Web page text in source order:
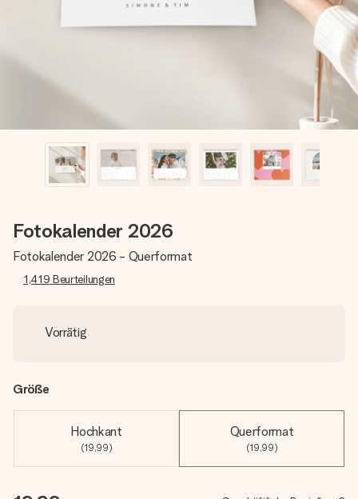
Montag - Freitag : 8:30 - 17:00 Uhr
Fotokalender 2026
Fotokalender 2026 - Querformat
1,419 Beurteilungen
Vorrätig
Größe
Hochkant
(19,99)
Querformat
(19,99)